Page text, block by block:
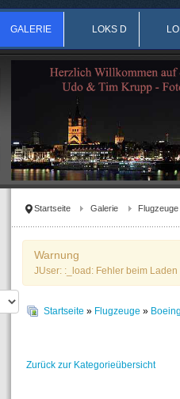
GALERIE LOKS D
Startseite Galerie Flugzeuge
Warnung
JUser: :_load: Fehler beim
Startseite » Flugzeuge »
Zurück zur Kategorieübersicht